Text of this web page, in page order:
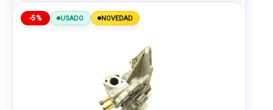
-5% USADO NOVEDAD